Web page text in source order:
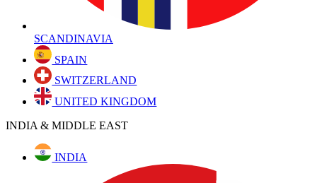
SCANDINAVIA
SPAIN
SWITZERLAND
UNITED KINGDOM
INDIA & MIDDLE EAST
INDIA